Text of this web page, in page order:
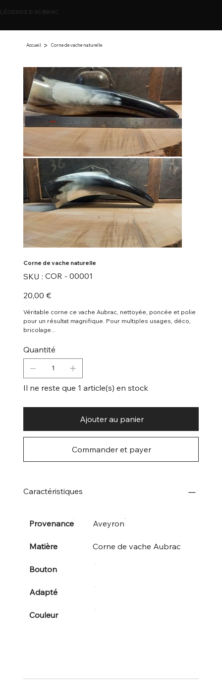
LÉGENDE D'AUBRAC
Accueil > Corne de vache naturelle
Corne de vache naturelle
SKU :
SKU
COR
COR - 00001
Prix
20,00 €
Véritable corne ce vache Aubrac, nettoyée, poncée et polie
pour un résultat magnifique. Pour multiples usages, déco,
bricolage...
Quantité
Il ne reste que 1 article(s) en stock
Ajouter au panier
Commander et payer
Caractéristiques
Provenance Aveyron
Matière Corne de vache Aubrac
Bouton
Adapté
Couleur